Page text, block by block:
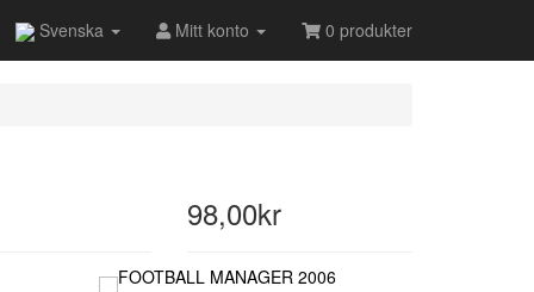
Svenska Mitt konto 0 produkter
98,00kr